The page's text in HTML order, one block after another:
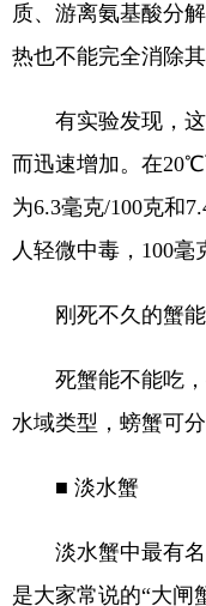
质、游离氨基酸分
热也不能完全消除其
有实验发现，这
而迅速增加。在
为6.3毫克/100克和
人轻微中毒，100毫
刚死不久的蟹能
死蟹能不能吃，
水域类型，螃蟹可
■ 淡水蟹
淡水蟹中最有名
是大家常说的“大闸